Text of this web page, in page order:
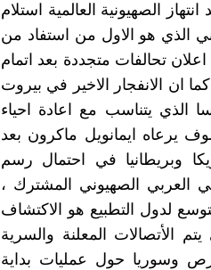
الصهيونية العالمية استلام
الذي هو الاول من استفاد من
تحالفات متجددة بعد اتمام
ان الانفجار الاخير في بيروت
الذي يتناسب مع اعادة احياء
يرعاه ايمانويل ماكرون بعد
وبريطانيا في احتمال رسم
العربي الصهيوني المشترك ،
لدول التطبيع هو الاكتشاف
الأتصالات المعلنة والسرية
وسوريا حول عمليات بداية